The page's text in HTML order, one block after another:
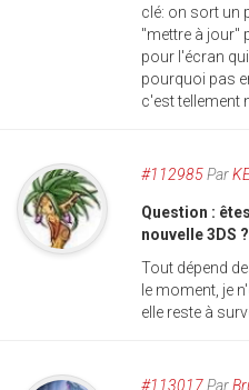
clé: on sort un
"mettre à jour"
pour l'écran
pourquoi pas
c'est tellement
#112985Par
Question :
nouvelle 3DS ?
Tout dépend
le moment, je
elle reste à
#113017Par